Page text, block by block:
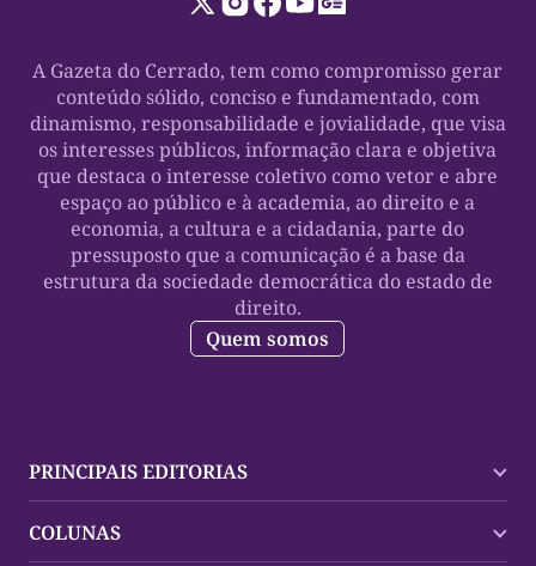
A Gazeta do Cerrado, tem como compromisso gerar
conteúdo sólido, conciso e fundamentado, com
dinamismo, responsabilidade e jovialidade, que visa
os interesses públicos, informação clara e objetiva
que destaca o interesse coletivo como vetor e abre
espaço ao público e à academia, ao direito e a
economia, a cultura e a cidadania, parte do
pressuposto que a comunicação é a base da
estrutura da sociedade democrática do estado de
direito.
Quem somos
PRINCIPAIS EDITORIAS
Palmas
COLUNAS